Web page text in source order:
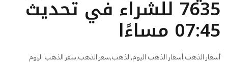
7635 للشراء في تحديث
07:45 مساءًا
أسعار الذهب,أسعار الذهب اليوم,الذهب,سعر الذهب,سعر الذهب اليوم